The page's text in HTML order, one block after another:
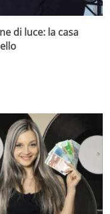
di luce: la casa